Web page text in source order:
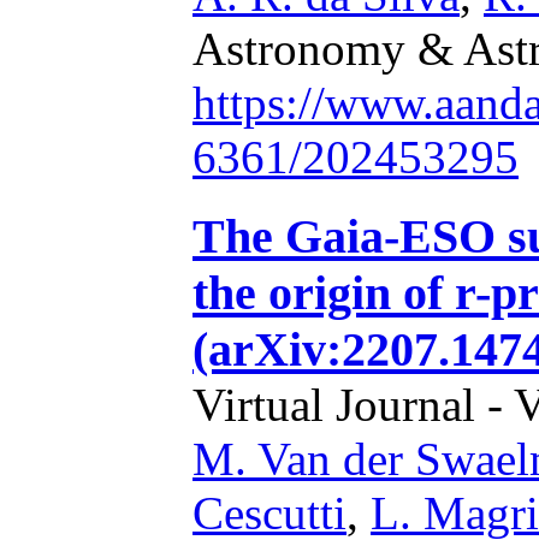
Astronomy &
https://
6361/202453295
The Gaia-ESO
the origin of r-
Virtual Journal -
M. Van der
Cescutti, L.